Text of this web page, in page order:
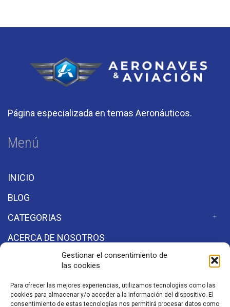
Gestionar el consentimiento de
las cookies
Para ofrecer las mejores experiencias, utilizamos tecnologías como las
cookies para almacenar y/o acceder a la información del dispositivo. El
consentimiento de estas tecnologías nos permitirá procesar datos como
Página especializada en temas Aeronáuticos.
Menú
INICIO
BLOG
CATEGORIAS
ACERCA DE NOSOTROS
Secciones
Aviso de Privacidad